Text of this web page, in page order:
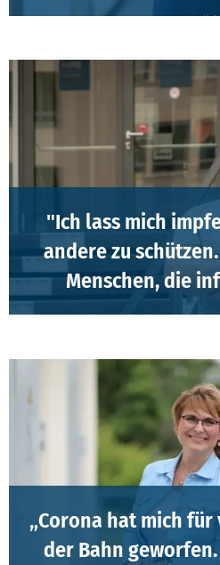
"Ich lass mich
andere zu
Menschen, die
„Corona hat mich für
der Bahn